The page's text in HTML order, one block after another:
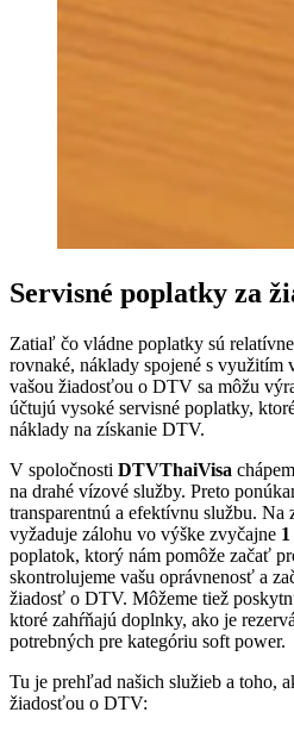
Servisné poplatky za
Zatiaľ čo vládne poplatky sú
rovnaké, náklady spojené s využitím
vašou žiadosťou o DTV sa môžu
účtujú vysoké servisné poplatky,
náklady na získanie DTV.
V spoločnosti DTVThaiVisa
na drahé vízové služby. Preto
transparentnú a efektívnu službu. Na
vyžaduje zálohu vo výške zvyčajne
poplatok, ktorý nám pomôže začať
skontrolujeme vašu oprávnenosť a
žiadosť o DTV. Môžeme tiež
ktoré zahŕňajú doplnky, ako je
potrebných pre kategóriu soft power.
Tu je prehľad našich služieb a toho,
žiadosťou o DTV: